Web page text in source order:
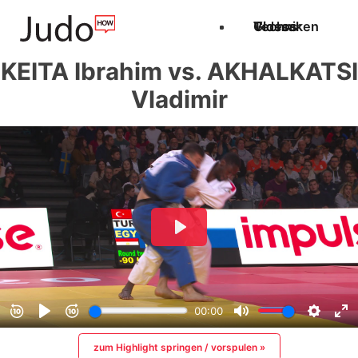
Techniken
Videos
Glossar
KEITA Ibrahim vs. AKHALKATSI
Vladimir
zum Highlight springen / vorspulen »